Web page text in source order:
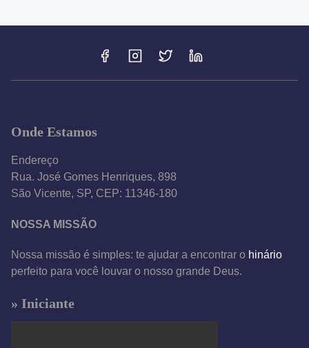
Onde Estamos
Endereço
Rua. José Gomes Henriques, 898
São Vicente, SP, CEP: 11346-180
NOSSA MISSÃO
Nossa missão é simples: te ajudar a encontrar o hinário
perfeito para você louvar o nosso grande Deus.
» Iniciante